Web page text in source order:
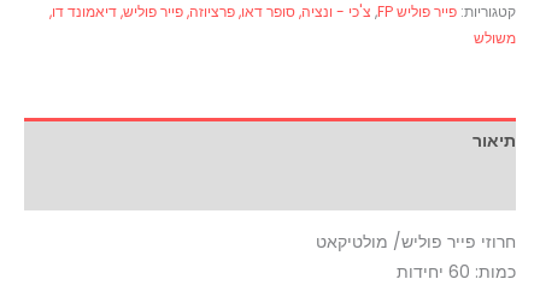
קטגוריות: פייר פוליש FP , צ'כי - ונציה, סופר דאו, פרציוזה, פייר פוליש, דיאמונד דו,
משולש
תיאור
חרוזי פייר פוליש/ מולטיקאט
כמות: 60 יחידות